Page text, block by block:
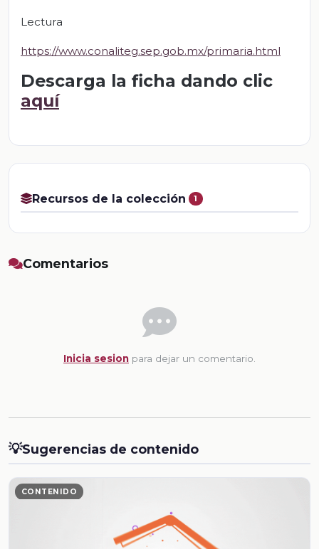
Lectura
https://www.conaliteg.sep.gob.mx/primaria.html
Descarga la ficha dando clic
aquí
Recursos de la colección 1
Comentarios
Inicia sesion para dejar un comentario.
💡Sugerencias de contenido
CONTENIDO